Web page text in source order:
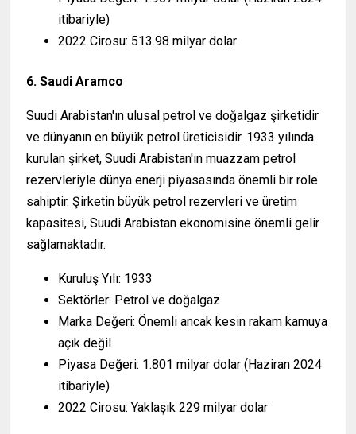
itibariyle)
2022 Cirosu: 513.98 milyar dolar
6. Saudi Aramco
Suudi Arabistan'ın ulusal petrol ve doğalgaz şirketidir
ve dünyanın en büyük petrol üreticisidir. 1933 yılında
kurulan şirket, Suudi Arabistan'ın muazzam petrol
rezervleriyle dünya enerji piyasasında önemli bir role
sahiptir. Şirketin büyük petrol rezervleri ve üretim
kapasitesi, Suudi Arabistan ekonomisine önemli gelir
sağlamaktadır.
Kuruluş Yılı: 1933
Sektörler: Petrol ve doğalgaz
Marka Değeri: Önemli ancak kesin rakam kamuya
açık değil
Piyasa Değeri: 1.801 milyar dolar (Haziran 2024
itibariyle)
2022 Cirosu: Yaklaşık 229 milyar dolar